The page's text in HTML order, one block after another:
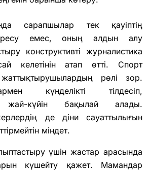
сарапшылар тек қауіптің
емес, оның алдын алу
конструктивті журналистика
келетінін атап өтті. Спорт
жаттықтырушылардың рөлі зор.
күнделікті тілдесіп,
жай-күйін бақылай алады.
де діни сауаттылығын
міндет.
үшін жастар арасында
күшейту қажет. Мамандар